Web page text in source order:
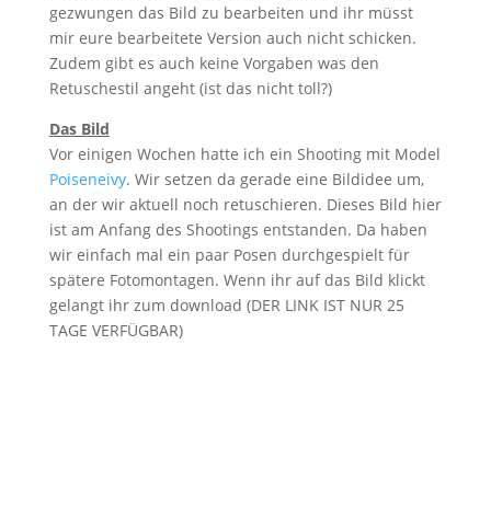
gezwungen das Bild zu bearbeiten und ihr müsst
mir eure bearbeitete Version auch nicht schicken.
Zudem gibt es auch keine Vorgaben was den
Retuschestil angeht (ist das nicht toll?)
Das Bild
Vor einigen Wochen hatte ich ein Shooting mit Model
Poiseneivy. Wir setzen da gerade eine Bildidee um,
an der wir aktuell noch retuschieren. Dieses Bild hier
ist am Anfang des Shootings entstanden. Da haben
wir einfach mal ein paar Posen durchgespielt für
spätere Fotomontagen. Wenn ihr auf das Bild klickt
gelangt ihr zum download (DER LINK IST NUR 25
TAGE VERFÜGBAR)